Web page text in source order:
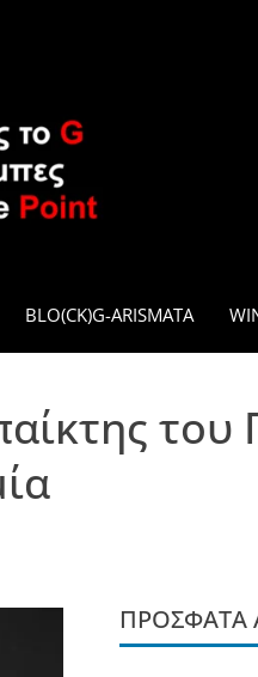
BLO(CK)G-ARISMATA
ΠΡΌΣΦΑΤΑ